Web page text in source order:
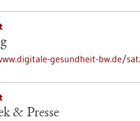
gesundheit-bw.de/
& Presse